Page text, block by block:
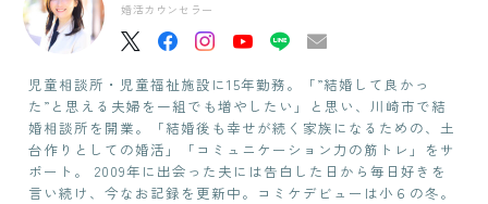
婚活カウンセラー
児童相談所・児童福祉施設に15年勤務。「”結婚して良かっ
た”と思える夫婦を一組でも増やしたい」と思い、川崎市で結
婚相談所を開業。「結婚後も幸せが続く家族になるための、土
台作りとしての婚活」「コミュニケーション力の筋トレ」をサ
ポート。 2009年に出会った夫には告白した日から毎日好きを
言い続け、今なお記録を更新中。コミケデビューは小６の冬。